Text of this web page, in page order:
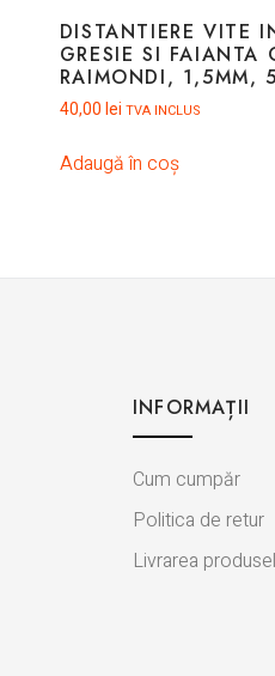
DISTANTIERE VITE
GRESIE SI FAIANTA
RAIMONDI, 1,5MM,
40,00 lei TVA INCLUS
Adaugă în coș
INFORMAȚII
Cum cumpăr
Politica de retur
Livrarea